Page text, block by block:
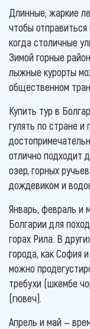
Длинные, жаркие
чтобы
когда столичные
Зимой горные
лыжные курорты
общественном
Купить тур в
гулять по стране
отлично подходит
озер, горных
дождевиком и
Январь, февраль и
Болгарии для
горах Рила. В
города, как София
можно
требухи (шкембе
(гювеч).
Апрель и май —